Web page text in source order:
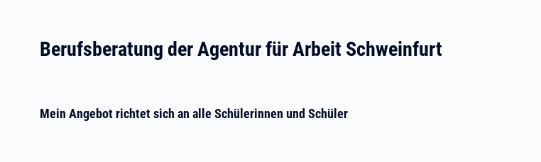
Berufsberatung der Agentur für Arbeit Schweinfurt
Mein Angebot richtet sich an alle Schülerinnen und Schüler